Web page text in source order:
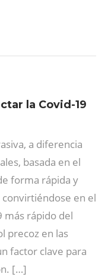
la Covid-19
a diferencia
basada en el
forma rápida y
en el
más rápido del
precoz en las
factor clave para
[…]